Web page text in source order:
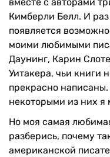
вместе с авторами
Кимберли Белл. И
появляется
моими любимыми
Даунинг, Карин
Уитакера, чьи книги
прекрасно
некоторыми из них я
Но моя самая
разберись, почему
американской